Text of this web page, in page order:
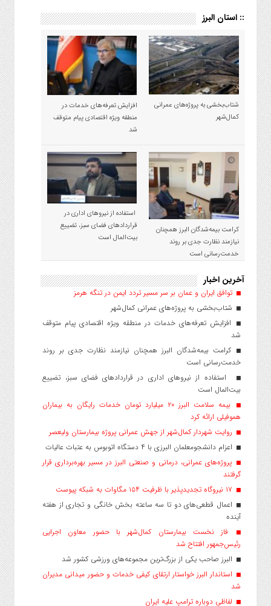
:: استان البرز
شتاب‌بخشی به پروژه‌های عمرانی
کمال‌شهر
افزایش تعرفه‌های خدمات در
منطقه ویژه اقتصادی پیام متوقف
شد
کرامت بیمه‌شدگان البرز همچنان
نیازمند نظارت جدی بر روند
خدمت‌رسانی است
استفاده از نیروهای اداری در
قراردادهای فضای سبز، تضییع
بیت‌المال است
آخرین اخبار
توافق ایران و عمان بر سر مسیر تردد ایمن در تنگه هرمز
شتاب‌بخشی به پروژه‌های عمرانی کمال‌شهر
افزایش تعرفه‌های خدمات در منطقه ویژه اقتصادی پیام متوقف
شد
کرامت بیمه‌شدگان البرز همچنان نیازمند نظارت جدی بر روند
خدمت‌رسانی است
استفاده از نیروهای اداری در قراردادهای فضای سبز، تضییع
بیت‌المال است
بیمه سلامت البرز ۲۰ میلیارد تومان خدمات رایگان به بیماران
هموفیلی ارائه کرد
روایت شهردار کمال‌شهر از جهش عمرانی پروژه بیمارستان ولیعصر
اعزام دانشجو‌معلمان البرزی با ۴ دستگاه اتوبوس به عتبات عالیات
پروژه‌های عمرانی، درمانی و صنعتی البرز در مسیر بهره‌برداری قرار
گرفتند
اعمال قطعی‌های دو تا سه ساعته بخش خانگی و تجاری از هفته
آینده
فاز نخست بیمارستان کمال‌شهر با حضور معاون اجرایی
رئیس‌جمهور افتتاح شد
البرز صاحب یکی از بزرگ‌ترین مجموعه‌های ورزشی کشور شد
استاندار البرز خواستار ارتقای کیفی خدمات و حضور میدانی مدیران
شد
لفاظی دوباره ترامپ علیه ایران